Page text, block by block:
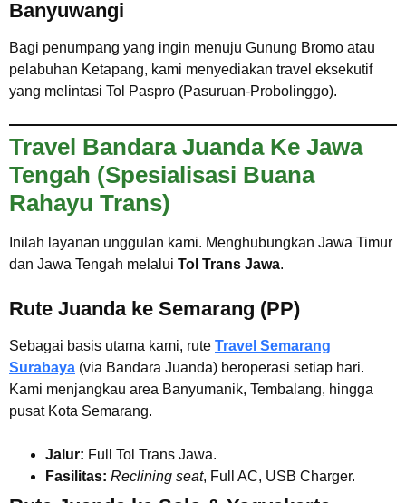
Banyuwangi
Bagi penumpang yang ingin menuju Gunung Bromo atau
pelabuhan Ketapang, kami menyediakan travel eksekutif
yang melintasi Tol Paspro (Pasuruan-Probolinggo).
Travel Bandara Juanda Ke Jawa
Tengah (Spesialisasi Buana
Rahayu Trans)
Inilah layanan unggulan kami. Menghubungkan Jawa Timur
dan Jawa Tengah melalui Tol Trans Jawa.
Rute Juanda ke Semarang (PP)
Sebagai basis utama kami, rute Travel Semarang
Surabaya (via Bandara Juanda) beroperasi setiap hari.
Kami menjangkau area Banyumanik, Tembalang, hingga
pusat Kota Semarang.
Jalur: Full Tol Trans Jawa.
Fasilitas: Reclining seat, Full AC, USB Charger.